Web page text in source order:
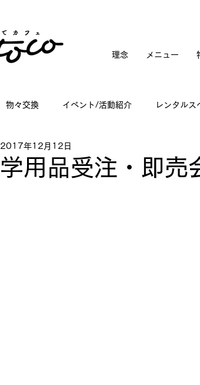
理念 メニュー
物々交換 イベント/活動紹介 レンタルス
講座情報
学用品受注・即売
2017年12月12日